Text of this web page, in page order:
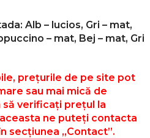
Alb – lucios, Gri – mat,
– mat, Bej – mat, Gri
prețurile de pe site pot
sau mai mică de
verificați prețul la
ne puteți contacta
secțiunea „Contact”.